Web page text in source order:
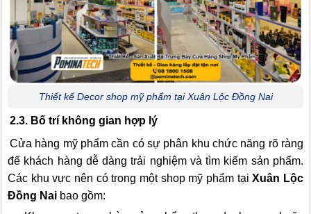
Thiết kế Decor shop mỹ phẩm tại Xuân Lộc Đồng Nai
2.3. Bố trí không gian hợp lý
Cửa hàng mỹ phẩm cần có sự phân khu chức năng rõ ràng
để khách hàng dễ dàng trải nghiệm và tìm kiếm sản phẩm.
Các khu vực nên có trong một shop mỹ phẩm tạiXuân Lộc
Đồng Nai bao gồm: